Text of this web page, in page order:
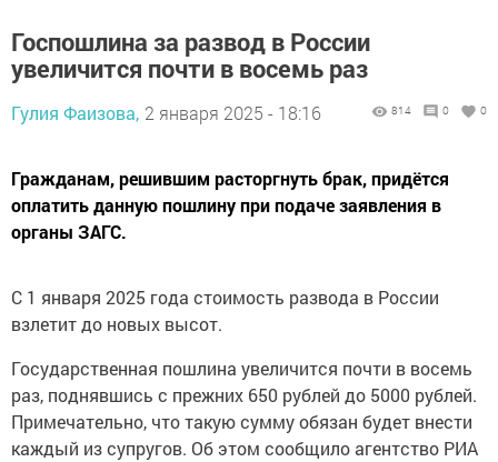
Госпошлина за развод в России
увеличится почти в восемь раз
Гулия Фаизова, 2 января 2025 - 18:16 814 0 0
Гражданам, решившим расторгнуть брак, придётся
оплатить данную пошлину при подаче заявления в
органы ЗАГС.
С 1 января 2025 года стоимость развода в России
взлетит до новых высот.
Государственная пошлина увеличится почти в восемь
раз, поднявшись с прежних 650 рублей до 5000 рублей.
Примечательно, что такую сумму обязан будет внести
каждый из супругов. Об этом сообщило агентство РИА